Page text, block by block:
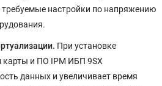
требуемые настройки по напряжению
При установке
карты и ПО IPM ИБП 9SX
данных и увеличивает время